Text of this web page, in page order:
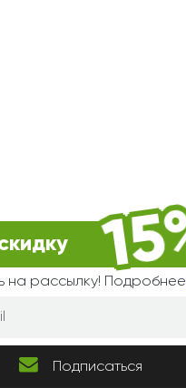
на рассылку! Подробнее
Подписаться